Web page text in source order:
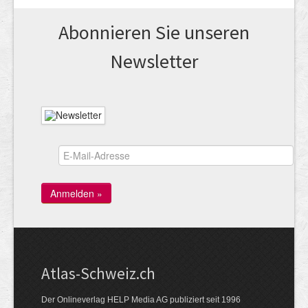
Abonnieren Sie unseren
News­letter
Atlas-Schweiz.ch
Der Onlineverlag HELP Media AG publiziert seit 1996